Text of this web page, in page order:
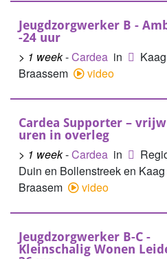
Jeugdzorgwerker B -
-24 uur
> 1 week-Cardea in
Braassem
video
Cardea Supporter –
uren in overleg
> 1 week-Cardea in
Duin en Bollenstreek en Kaag
Braasem
video
Jeugdzorgwerker B-C -
Kleinschalig Wonen